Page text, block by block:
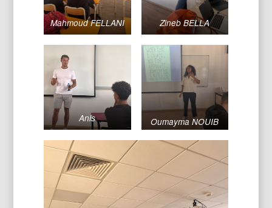
Mahmoud FELLANI Zineb BELLA
Anis Oumayma NOUIB